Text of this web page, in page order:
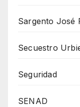
Sargento José
Secuestro
Seguridad
SENAD